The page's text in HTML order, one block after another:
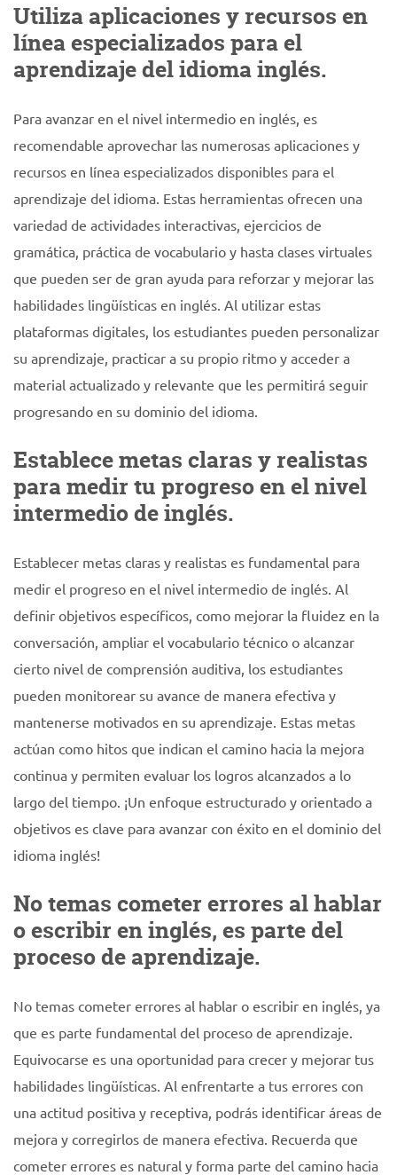
Utiliza aplicaciones y recursos en
línea especializados para el
aprendizaje del idioma inglés.
Para avanzar en el nivel intermedio en inglés, es
recomendable aprovechar las numerosas aplicaciones y
recursos en línea especializados disponibles para el
aprendizaje del idioma. Estas herramientas ofrecen una
variedad de actividades interactivas, ejercicios de
gramática, práctica de vocabulario y hasta clases virtuales
que pueden ser de gran ayuda para reforzar y mejorar las
habilidades lingüísticas en inglés. Al utilizar estas
plataformas digitales, los estudiantes pueden personalizar
su aprendizaje, practicar a su propio ritmo y acceder a
material actualizado y relevante que les permitirá seguir
progresando en su dominio del idioma.
Establece metas claras y realistas
para medir tu progreso en el nivel
intermedio de inglés.
Establecer metas claras y realistas es fundamental para
medir el progreso en el nivel intermedio de inglés. Al
definir objetivos específicos, como mejorar la fluidez en la
conversación, ampliar el vocabulario técnico o alcanzar
cierto nivel de comprensión auditiva, los estudiantes
pueden monitorear su avance de manera efectiva y
mantenerse motivados en su aprendizaje. Estas metas
actúan como hitos que indican el camino hacia la mejora
continua y permiten evaluar los logros alcanzados a lo
largo del tiempo. ¡Un enfoque estructurado y orientado a
objetivos es clave para avanzar con éxito en el dominio del
idioma inglés!
No temas cometer errores al hablar
o escribir en inglés, es parte del
proceso de aprendizaje.
No temas cometer errores al hablar o escribir en inglés, ya
que es parte fundamental del proceso de aprendizaje.
Equivocarse es una oportunidad para crecer y mejorar tus
habilidades lingüísticas. Al enfrentarte a tus errores con
una actitud positiva y receptiva, podrás identificar áreas de
mejora y corregirlos de manera efectiva. Recuerda que
cometer errores es natural y forma parte del camino hacia